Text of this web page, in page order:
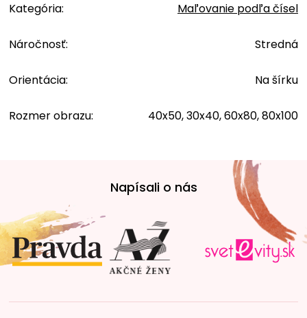
Kategória: Maľovanie podľa čísel
Náročnosť: Stredná
Orientácia: Na šírku
Rozmer obrazu: 40x50, 30x40, 60x80, 80x100
t
i
e
Napísali o nás